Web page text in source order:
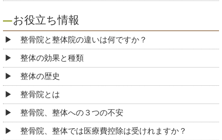
お役立ち情報
整骨院と整体院の違いは何ですか？
整体の効果と種類
整体の歴史
整骨院とは
整骨院、整体への３つの不安
整骨院、整体では医療費控除は受けれますか？